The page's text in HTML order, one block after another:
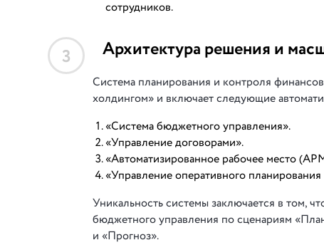
сотрудников.
3 Архитектура решения и
Система планирования и контроля
холдингом» и включает следующие
«Система бюджетного управления».
«Управление договорами».
«Автоматизированное рабочее место
«Управление оперативного
Уникальность системы заключается в том,
бюджетного управления по сценариям
и «Прогноз».